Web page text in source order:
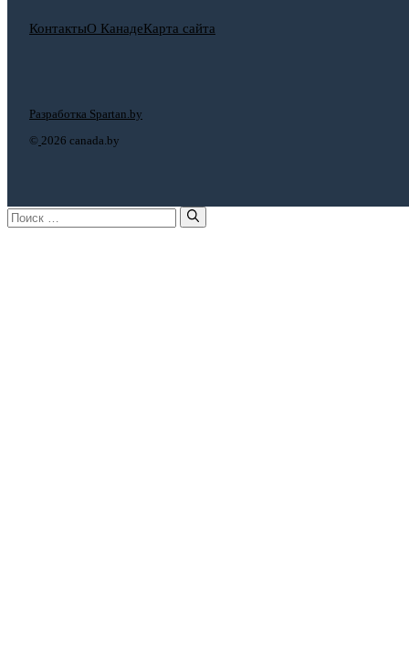
КонтактыО КанадеКарта сайта
© 2026 canada.by
Разработка Spartan.by
Поиск: